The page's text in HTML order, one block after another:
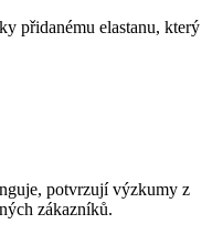
přidanému elastanu, který
potvrzují výzkumy z
zákazníků.